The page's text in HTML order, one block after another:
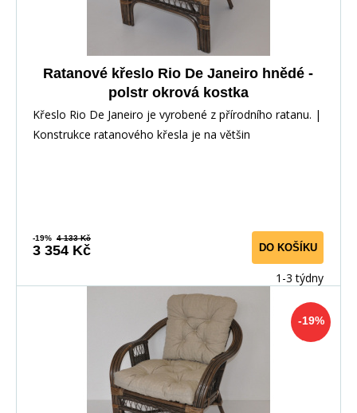
Ratanové křeslo Rio De Janeiro hnědé -
polstr okrová kostka
Křeslo Rio De Janeiro je vyrobené z přírodního ratanu. |
Konstrukce ratanového křesla je na většin
-19% 4 133 Kč
3 354 Kč DO KOŠÍKU
1-3 týdny
-19%